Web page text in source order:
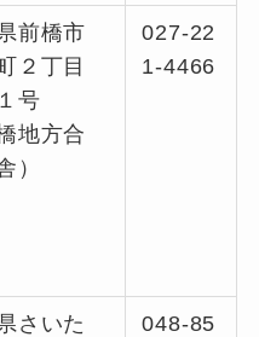
前橋市
２丁目
号
地方合
）
027-22
1-4466
さいた
048-85